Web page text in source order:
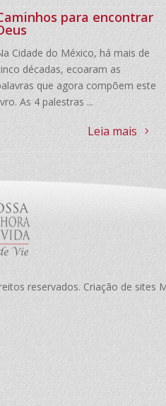
para encontrar
Cidade do México, há mais de
décadas, ecoaram as
que agora compõem este
As 4 palestras ...
Leia mais
reservados. Criação de sites